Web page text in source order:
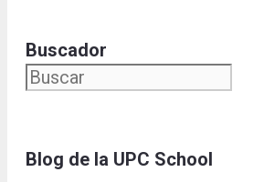
Buscador
Blog de la UPC School